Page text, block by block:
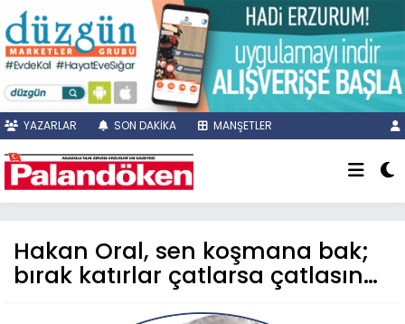
YAZARLAR SON DAKİKA MANŞETLER
Hakan Oral, sen koşmana bak;
bırak katırlar çatlarsa çatlasın…